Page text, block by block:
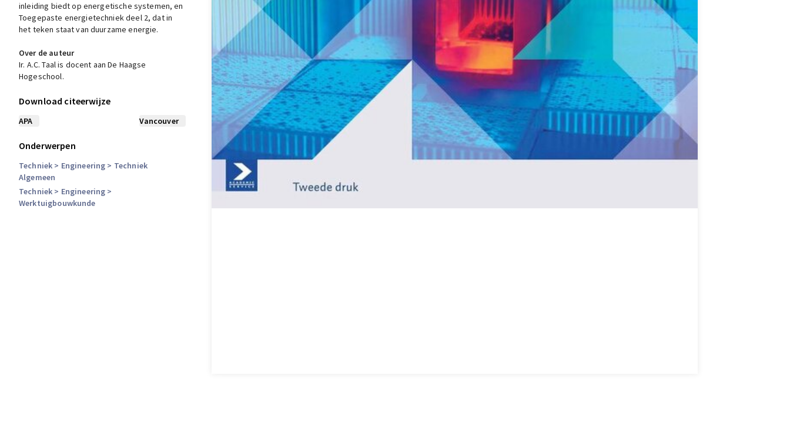
inleiding biedt op energetische systemen, en
Toegepaste energietechniek deel 2, dat in
het teken staat van duurzame energie.
Over de auteur
Ir. A.C. Taal is docent aan De Haagse
Hogeschool.
Download citeerwijze
APA Vancouver
Onderwerpen
Techniek > Engineering > Techniek
Algemeen
Techniek > Engineering >
Werktuigbouwkunde